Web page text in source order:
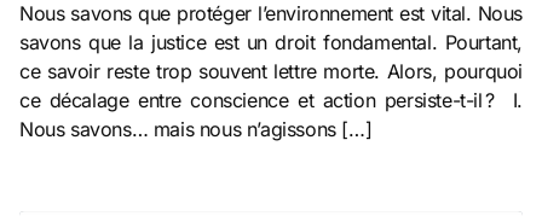
Nous savons que protéger l’environnement est vital. Nous
savons que la justice est un droit fondamental. Pourtant,
ce savoir reste trop souvent lettre morte. Alors, pourquoi
ce décalage entre conscience et action persiste-t-il ? I.
Nous savons… mais nous n’agissons […]